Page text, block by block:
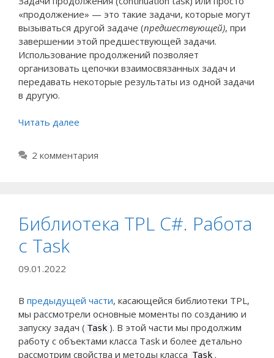
«продолжение» — это такие задачи, которые могут
вызываться другой задаче (предшествующей), при
завершении этой предшествующей задачи.
Использование продолжений позволяет
организовать цепочки взаимосвязанных задач и
передавать некоторые результаты из одной задачи
в другую.
Читать далее
2 комментария
Библиотека TPL C#. Работа
с Task
09.01.2022
В предыдущей части, касающейся библиотеки TPL,
мы рассмотрели основные моменты по созданию и
запуску задач ( Task ). В этой части мы продолжим
работу с объектами класса Task и более детально
рассмотрим свойства и методы класса Task .